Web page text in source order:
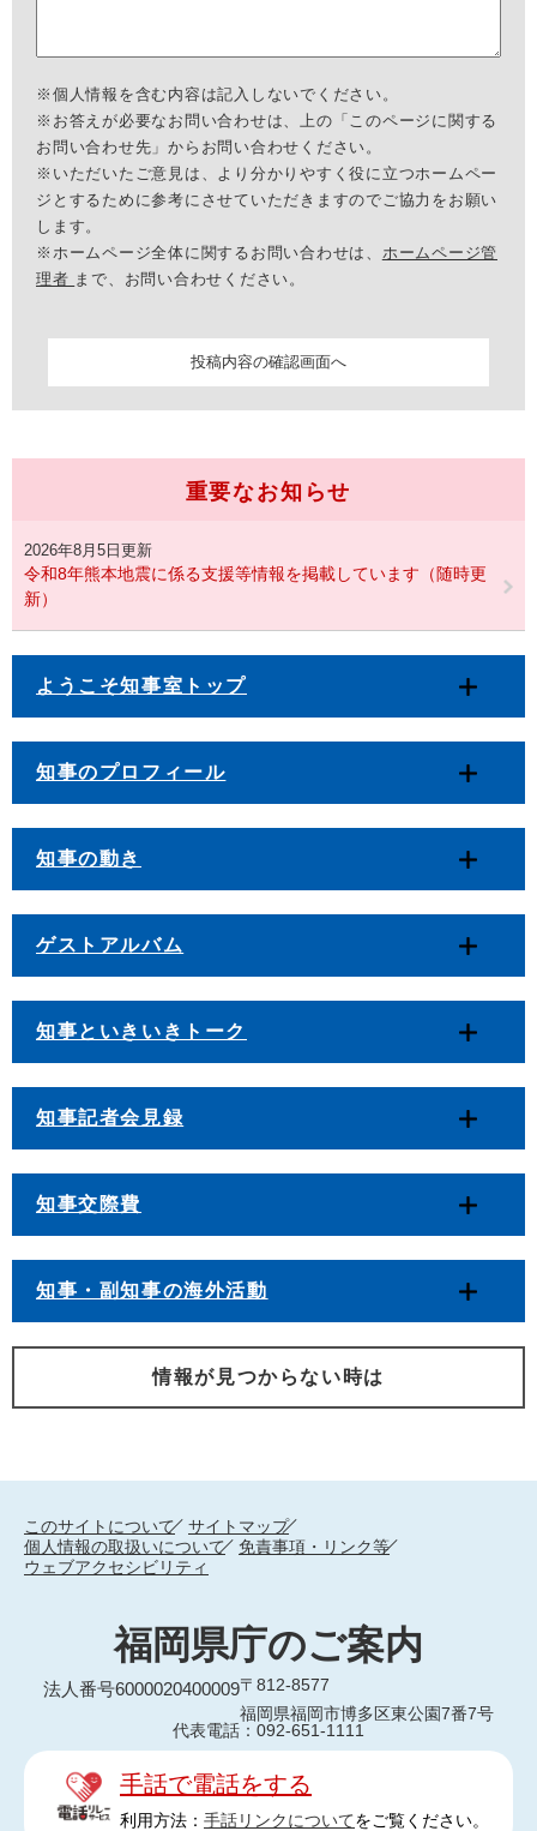
※個人情報を含む内容は記入しないでください。
※お答えが必要なお問い合わせは、上の「このページに関する
お問い合わせ先」からお問い合わせください。
※いただいたご意見は、より分かりやすく役に立つホームペー
ジとするために参考にさせていただきますのでご協力をお願い
します。
※ホームページ全体に関するお問い合わせは、 ホームページ管
理者 まで、お問い合わせください。
重要なお知らせ
2026年8月5日更新
令和8年熊本地震に係る支援等情報を掲載しています（随時更
新）
ようこそ知事室トップ
知事のプロフィール
知事の動き
ゲストアルバム
知事といきいきトーク
知事記者会見録
知事交際費
知事・副知事の海外活動
情報が見つからない時は
このサイトについて
サイトマップ
個人情報の取扱いについて
免責事項・リンク等
ウェブアクセシビリティ
福岡県庁のご案内
法人番号6000020400009〒812-8577
福岡県福岡市博多区東公園7番7号
代表電話：092-651-1111
手話で電話をする
利用方法： 手話リンクについてをご覧ください。